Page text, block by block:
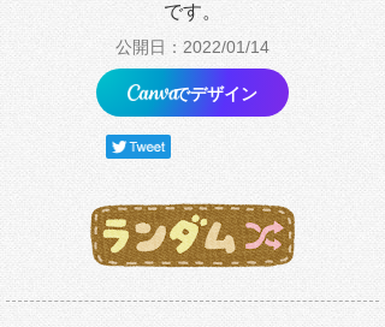
です。
公開日：2022/01/14
でデザイン